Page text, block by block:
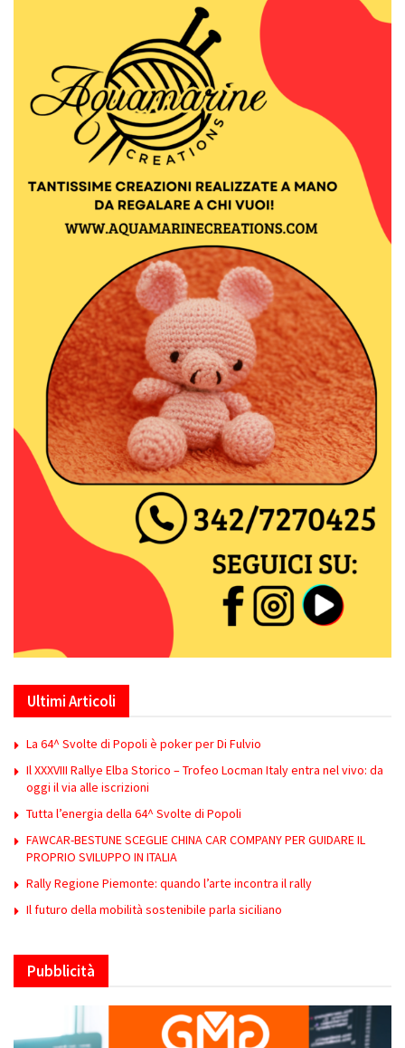
Ultimi Articoli
La 64^ Svolte di Popoli è poker per Di Fulvio
Il XXXVIII Rallye Elba Storico – Trofeo Locman Italy entra nel vivo: da
oggi il via alle iscrizioni
Tutta l’energia della 64^ Svolte di Popoli
FAWCAR-BESTUNE SCEGLIE CHINA CAR COMPANY PER GUIDARE IL
PROPRIO SVILUPPO IN ITALIA
Rally Regione Piemonte: quando l’arte incontra il rally
Il futuro della mobilità sostenibile parla siciliano
Pubblicità